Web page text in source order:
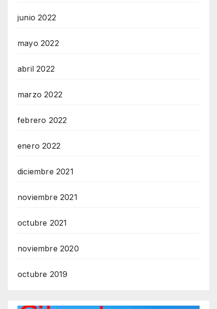
junio 2022
mayo 2022
abril 2022
marzo 2022
febrero 2022
enero 2022
diciembre 2021
noviembre 2021
octubre 2021
noviembre 2020
octubre 2019